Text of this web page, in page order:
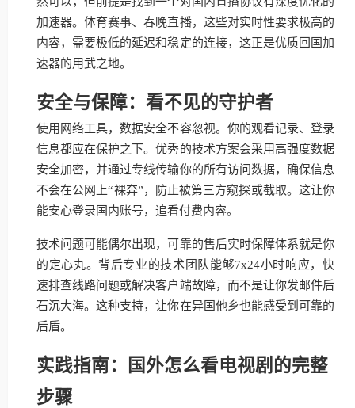
加速器。体育赛事、春晚直播，这些对实时性要求极高的
内容，需要极低的延迟和稳定的连接，这正是优质回国加
速器的用武之地。
安全与保障：看不见的守护者
使用网络工具，数据安全不容忽视。你的观看记录、登录
信息都应在保护之下。优秀的技术方案会采用高强度数据
安全加密，并通过专线传输你的所有访问数据，确保信息
不会在公网上“裸奔”，防止被第三方窥探或截取。这让你
能安心登录国内账号，追看付费内容。
技术问题可能偶尔出现，可靠的售后实时保障体系就是你
的定心丸。背后专业的技术团队能够7x24小时响应，快
速排查线路问题或解决客户端故障，而不是让你发邮件后
石沉大海。这种支持，让你在异国他乡也能感受到可靠的
后盾。
实践指南：国外怎么看电视剧的完整
步骤